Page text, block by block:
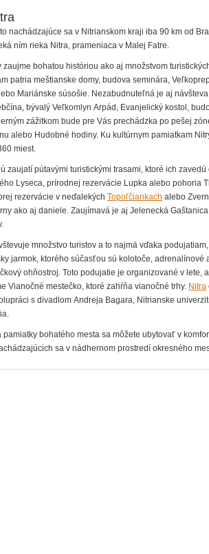
nachádzajúce sa v Nitrianskom kraji iba 90 km od
ním rieka Nitra, prameniaca v Malej Fatre.
bohatou históriou ako aj množstvom
patria meštianske domy, budova seminára,
Mariánske súsošie. Nezabudnuteľná je aj
bývalý Veľkomlyn Arpád, Evanjelický kostol,
zážitkom bude pre Vás prechádzka po pešej
alebo Hudobné hodiny. Ku kultúrnym pamiatkam
miest.
zaujatí pútavými turistickými trasami, ktoré ich
Lyseca, prírodnej rezervácie Lupka alebo pohoria
rezervácie v neďalekých Topoľčiankach alebo
ako aj daniele. Zaujímavá je aj Jelenecká
množstvo turistov a to najmä vďaka
jarmok, ktorého súčasťou sú kolotoče, adrenalínové
ohňostroj. Toto podujatie je organizované v lete,
Vianočné mestečko, ktoré zahŕňa vianočné trhy. Nitra
s divadlom Andreja Bagara, Nitrianske
pamiatky bohatého mesta sa môžete ubytovať v
sa v nádhernom prostredí okresného